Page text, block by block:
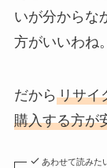
いが分からな
方がいいわね。
だから リサイ
購入する方が
あわせて読みた